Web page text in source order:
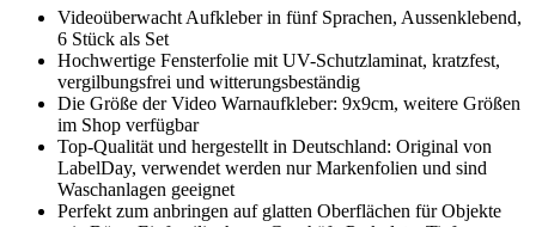
Videoüberwacht Aufkleber in fünf Sprachen, Aussenklebend,
6 Stück als Set
Hochwertige Fensterfolie mit UV-Schutzlaminat, kratzfest,
vergilbungsfrei und witterungsbeständig
Die Größe der Video Warnaufkleber: 9x9cm, weitere Größen
im Shop verfügbar
Top-Qualität und hergestellt in Deutschland: Original von
LabelDay, verwendet werden nur Markenfolien und sind
Waschanlagen geeignet
Perfekt zum anbringen auf glatten Oberflächen für Objekte